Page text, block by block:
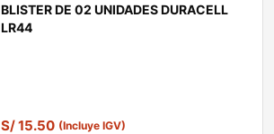
BLISTER DE 02 UNIDADES DURACELL
LR44
S/15.50 (Incluye IGV)